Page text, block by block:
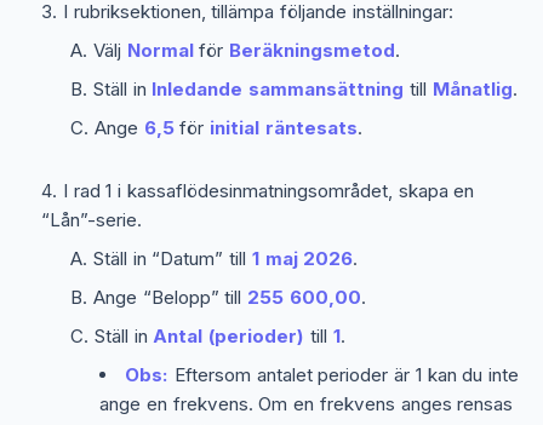
I rubriksektionen, tillämpa följande inställningar:
Välj Normalför Beräkningsmetod.
Ställ in Inledande sammansättning till Månatlig.
Ange 6,5för initial räntesats.
I rad 1 i kassaflödesinmatningsområdet, skapa en
“Lån”-serie.
Ställ in “Datum” till 1 maj 2026.
Ange “Belopp” till 255 600,00.
Ställ inAntal (perioder) till 1.
Obs: Eftersom antalet perioder är 1 kan du inte
ange en frekvens. Om en frekvens anges rensas